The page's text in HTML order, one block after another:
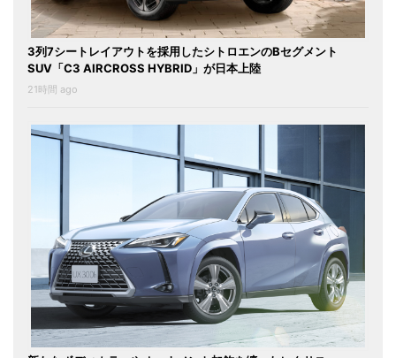
3列7シートレイアウトを採用したシトロエンのBセグメント
SUV「C3 AIRCROSS HYBRID」が日本上陸
21時間 ago